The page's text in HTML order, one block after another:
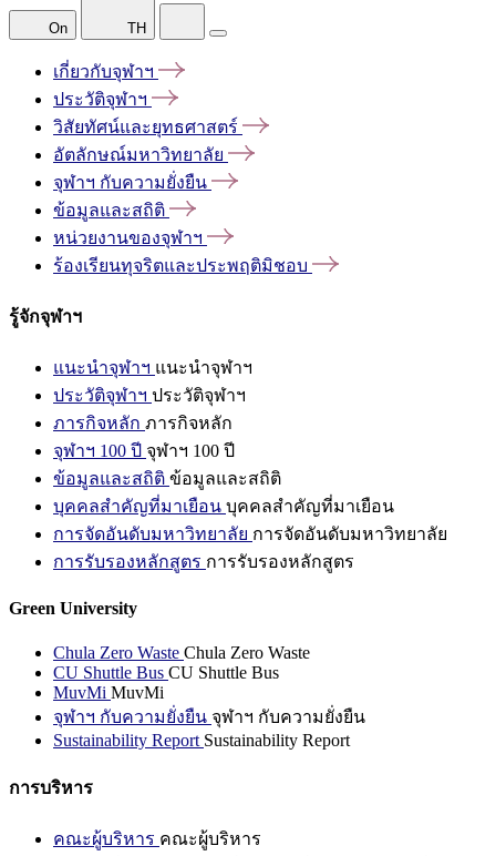
On TH
เกี่ยวกับจุฬาฯ
ประวัติจุฬาฯ
วิสัยทัศน์และยุทธศาสตร์
อัตลักษณ์มหาวิทยาลัย
จุฬาฯ กับความยั่งยืน
ข้อมูลและสถิติ
หน่วยงานของจุฬาฯ
ร้องเรียนทุจริตและประพฤติมิชอบ
รู้จักจุฬาฯ
แนะนำจุฬาฯ แนะนำจุฬาฯ
ประวัติจุฬาฯ ประวัติจุฬาฯ
ภารกิจหลัก ภารกิจหลัก
จุฬาฯ 100 ปี จุฬาฯ 100 ปี
ข้อมูลและสถิติ ข้อมูลและสถิติ
บุคคลสำคัญที่มาเยือน บุคคลสำคัญที่มาเยือน
การจัดอันดับมหาวิทยาลัย การจัดอันดับมหาวิทยาลัย
การรับรองหลักสูตร การรับรองหลักสูตร
Green University
Chula Zero Waste Chula Zero Waste
CU Shuttle Bus CU Shuttle Bus
MuvMi MuvMi
จุฬาฯ กับความยั่งยืน จุฬาฯ กับความยั่งยืน
Sustainability Report Sustainability Report
การบริหาร
คณะผู้บริหาร คณะผู้บริหาร